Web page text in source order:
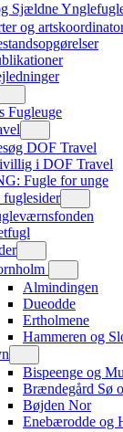
Sjældne
og
Fugleuge
DOF Travel
i DOF Travel
Fugle for unge
fuglesider
Almindingen
Dueodde
Ertholmene
Hammeren og
Bispeenge og
Brændegård Sø
Bøjden Nor
Enebærodde og